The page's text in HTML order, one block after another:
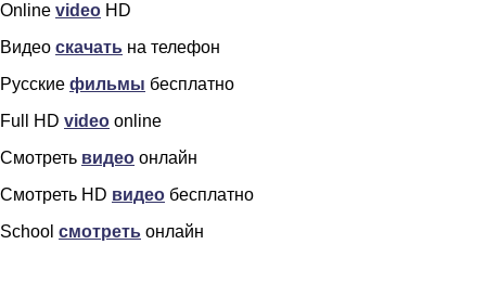
Online video HD
Видео скачать на телефон
Русские фильмы бесплатно
Full HD video online
Смотреть видео онлайн
Смотреть HD видео бесплатно
School смотреть онлайн